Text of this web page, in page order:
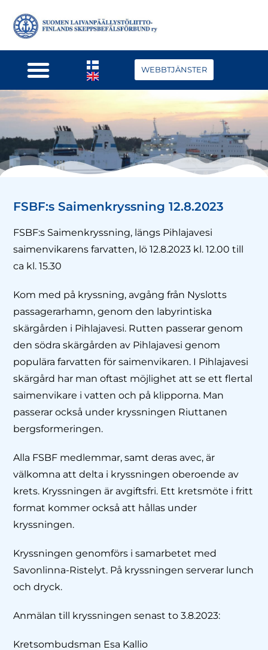
WEBBTJÄNSTER
FSBF:s Saimenkryssning 12.8.2023
FSBF:s Saimenkryssning, längs Pihlajavesi
saimenvikarens farvatten, lö 12.8.2023 kl. 12.00 till
ca kl. 15.30
Kom med på kryssning, avgång från Nyslotts
passagerarhamn, genom den labyrintiska
skärgården i Pihlajavesi. Rutten passerar genom
den södra skärgården av Pihlajavesi genom
populära farvatten för saimenvikaren. I Pihlajavesi
skärgård har man oftast möjlighet att se ett flertal
saimenvikare i vatten och på klipporna. Man
passerar också under kryssningen Riuttanen
bergsformeringen.
Alla FSBF medlemmar, samt deras avec, är
välkomna att delta i kryssningen oberoende av
krets. Kryssningen är avgiftsfri. Ett kretsmöte i fritt
format kommer också att hållas under
kryssningen.
Kryssningen genomförs i samarbetet med
Savonlinna-Ristelyt. På kryssningen serverar lunch
och dryck.
Anmälan till kryssningen senast to 3.8.2023:
Kretsombudsman Esa Kallio